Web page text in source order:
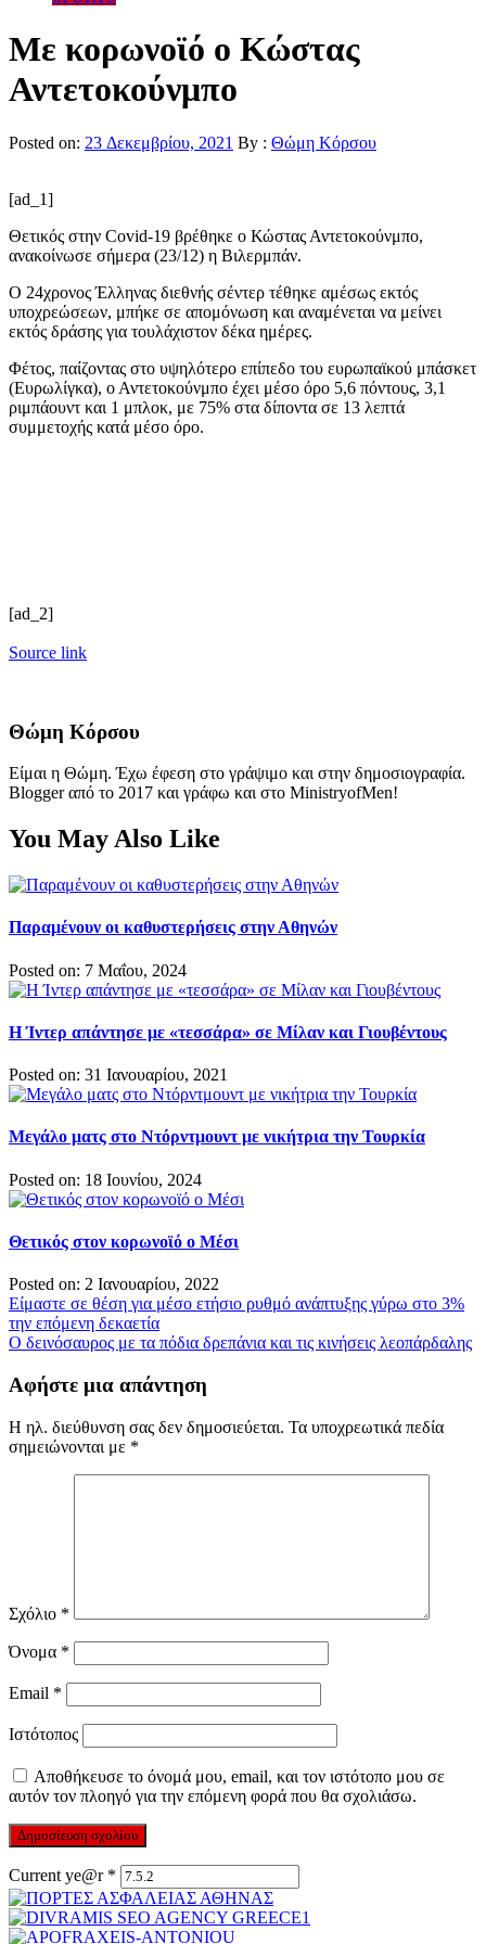
Με κορωνοϊό ο Κώστας
Αντετοκούνμπο
Posted on: 23 Δεκεμβρίου, 2021 By : Θώμη Κόρσου
[ad_1]
Θετικός στην Covid-19 βρέθηκε ο Κώστας Αντετοκούνμπο,
ανακοίνωσε σήμερα (23/12) η Βιλερμπάν.
Ο 24χρονος Έλληνας διεθνής σέντερ τέθηκε αμέσως εκτός
υποχρεώσεων, μπήκε σε απομόνωση και αναμένεται να μείνει
εκτός δράσης για τουλάχιστον δέκα ημέρες.
Φέτος, παίζοντας στο υψηλότερο επίπεδο του ευρωπαϊκού μπάσκετ
(Ευρωλίγκα), ο Αντετοκούνμπο έχει μέσο όρο 5,6 πόντους, 3,1
ριμπάουντ και 1 μπλοκ, με 75% στα δίποντα σε 13 λεπτά
συμμετοχής κατά μέσο όρο.
[ad_2]
Source link
Θώμη Κόρσου
Είμαι η Θώμη. Έχω έφεση στο γράψιμο και στην δημοσιογραφία.
Blogger από το 2017 και γράφω και στο MinistryofMen!
You May Also Like
Παραμένουν οι καθυστερήσεις στην Αθηνών
Posted on: 7 Μαΐου, 2024
Η Ίντερ απάντησε με «τεσσάρα» σε Μίλαν και Γιουβέντους
Posted on: 31 Ιανουαρίου, 2021
Μεγάλο ματς στο Ντόρντμουντ με νικήτρια την Τουρκία
Posted on: 18 Ιουνίου, 2024
Θετικός στον κορωνοϊό ο Μέσι
Posted on: 2 Ιανουαρίου, 2022
Πλοήγηση
άρθρων
Είμαστε σε θέση για μέσο ετήσιο ρυθμό ανάπτυξης γύρω στο 3%
την επόμενη δεκαετία
Ο δεινόσαυρος με τα πόδια δρεπάνια και τις κινήσεις λεοπάρδαλης
Αφήστε μια απάντηση
Η ηλ. διεύθυνση σας δεν δημοσιεύεται. Τα υποχρεωτικά πεδία
σημειώνονται με *
Σχόλιο *
Όνομα *
Email *
Ιστότοπος
Αποθήκευσε το όνομά μου, email, και τον ιστότοπο μου σε
αυτόν τον πλοηγό για την επόμενη φορά που θα σχολιάσω.
Current ye@r *